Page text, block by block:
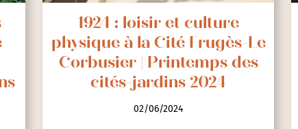
1924 : loisir et culture
physique à la Cité Frugès-Le
Corbusier | Printemps des
cités-jardins 2024
02/06/2024